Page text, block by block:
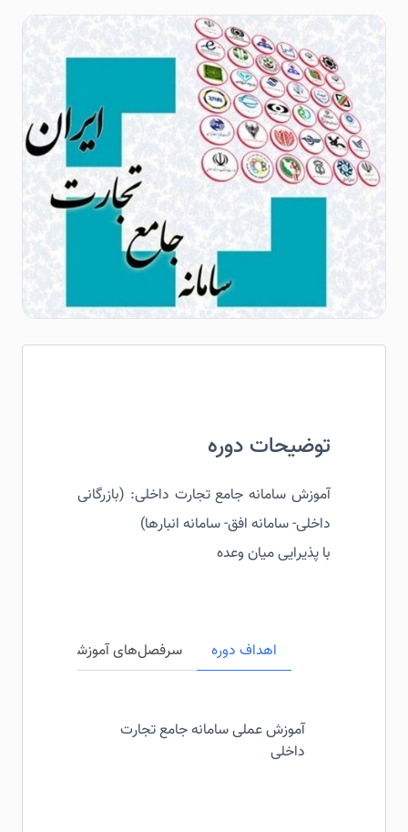
توضیحات دوره
آموزش سامانه جامع تجارت داخلی: (بازرگانی
داخلی- سامانه افق- سامانه انبارها)
با پذیرایی میان وعده
اهداف دوره سرفصل‌های آموزشی
آموزش عملی سامانه جامع تجارت
داخلی